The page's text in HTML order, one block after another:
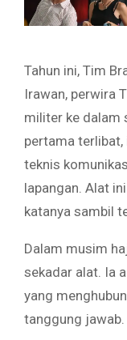
Tahun ini, Tim
Irawan, perwira
militer ke dalam
pertama terlibat,
teknis
lapangan. Alat
katanya sambil
Dalam musim
sekadar alat. Ia
yang
tanggung jawab.